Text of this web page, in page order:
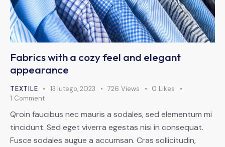
Fabrics with a cozy feel and elegant
appearance
TEXTILE 13 lutego, 2023 726 Views 0 Likes
1 Comment
Qroin faucibus nec mauris a sodales, sed elementum mi
tincidunt. Sed eget viverra egestas nisi in consequat.
Fusce sodales augue a accumsan. Cras sollicitudin,